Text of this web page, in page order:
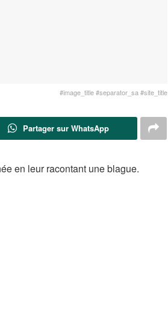
#image_title #separator_sa #site_title
Partager sur WhatsApp
en leur racontant une blague.